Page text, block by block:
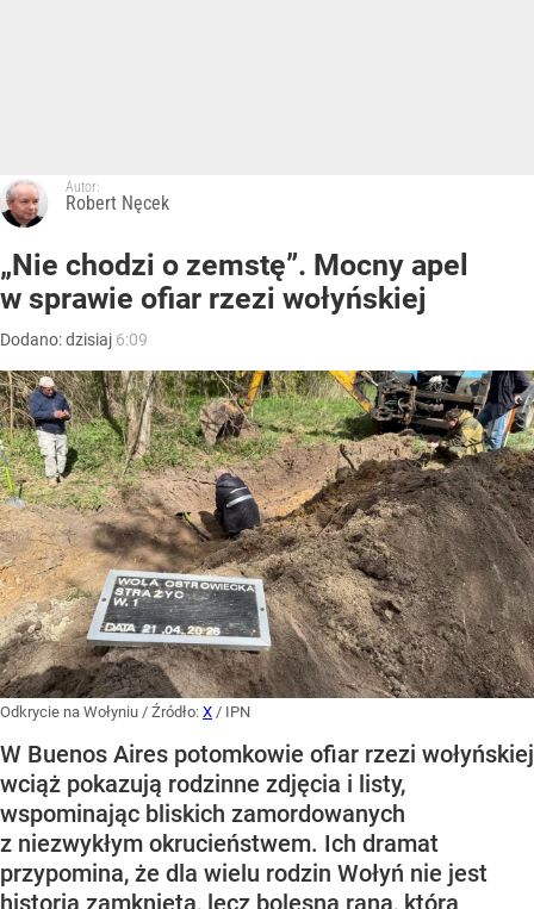
Autor:
Robert Nęcek
„Nie chodzi o zemstę”. Mocny apel
w sprawie ofiar rzezi wołyńskiej
Dodano:dzisiaj 6:09
Odkrycie na Wołyniu / Źródło: X / IPN
W Buenos Aires potomkowie ofiar rzezi wołyńskiej
wciąż pokazują rodzinne zdjęcia i listy,
wspominając bliskich zamordowanych
z niezwykłym okrucieństwem. Ich dramat
przypomina, że dla wielu rodzin Wołyń nie jest
historią zamkniętą, lecz bolesną raną, która